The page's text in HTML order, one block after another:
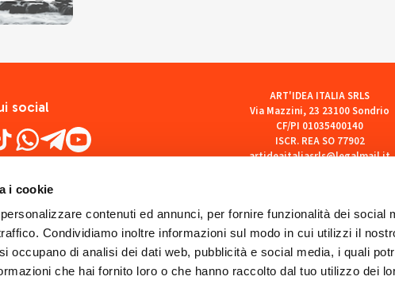
i cookie
contenuti ed annunci, per fornire funzionalità dei social
Condividiamo inoltre informazioni sul modo in cui utilizzi il
occupano di analisi dei dati web, pubblicità e social media, i quali
che hai fornito loro o che hanno raccolto dal tuo utilizzo dei
social
ART'IDEA ITALIA SRLS
Via Mazzini, 23 23100 Sondrio
CF/PI 01035400140
ISCR. REA SO 77902
artideaitaliasrls@legalmail.it